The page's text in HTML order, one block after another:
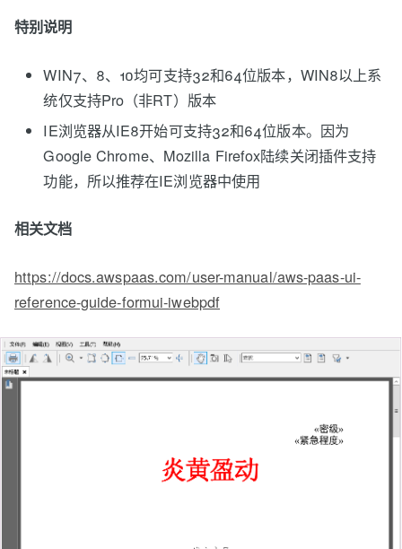
特别说明
WIN7、8、10均可支持32和64位版本，WIN8以上系
统仅支持Pro（非RT）版本
IE浏览器从IE8开始可支持32和64位版本。因为
Google Chrome、Mozilla Firefox陆续关闭插件支持
功能，所以推荐在IE浏览器中使用
相关文档
https://docs.awspaas.com/user-manual/aws-paas-ui-
reference-guide-formui-iwebpdf